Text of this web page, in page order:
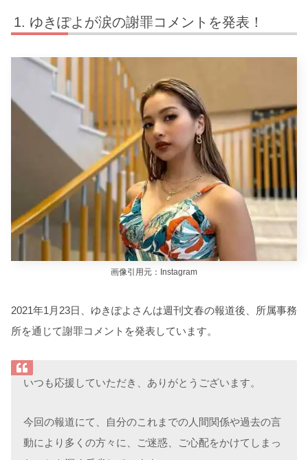
ゆきぽよが涙の謝罪コメントを発表！
画像引用元：Instagram
2021年1月23日、ゆきぽよさんは週刊文春の報道後、所属事務
所を通じて謝罪コメントを発表しています。
いつも応援していただき、ありがとうございます。
今回の報道にて、自分のこれまでの人間関係や過去の言
動により多くの方々に、ご迷惑、ご心配をかけてしまっ